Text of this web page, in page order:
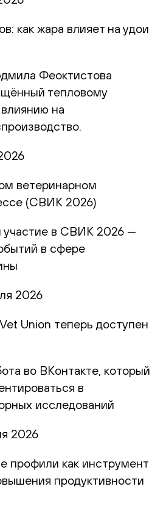
как жара влияет на удои
Феоктистова
тепловому
на
ветеринарном
(СВИК 2026)
участие в СВИК 2026 —
в сфере
2026
Union теперь доступен
во ВКонтакте, который
в
исследований
2026
профили как инструмент
продуктивности